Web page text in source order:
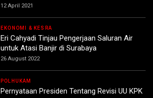
12 April 2021
EKONOMI & KESRA
Eri Cahyadi Tinjau Pengerjaan Saluran Air
untuk Atasi Banjir di Surabaya
26 August 2022
POLHUKAM
Pernyataan Presiden Tentang Revisi UU KPK